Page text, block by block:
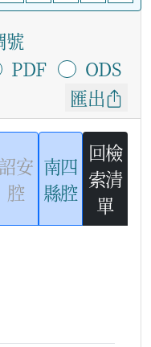
號
PDF
ODS
匯出
詔安
腔
南四
縣腔
回檢
索清
單